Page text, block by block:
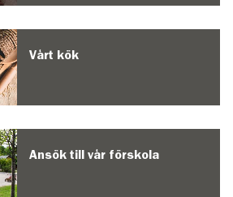
Vårt kök
Ansök till vår förskola